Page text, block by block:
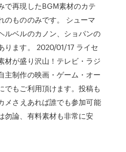
で再現したBGM素材のカテ
のもののみです。 シューマ
ルベルのカノン、ショパンの
ります。 2020/01/17 ライセ
材が盛り沢山！テレビ・ラジ
主制作の映画・ゲーム・オー
でもご利用頂けます。投稿も
メさえあれば誰でも参加可能
勿論、有料素材も非常に安